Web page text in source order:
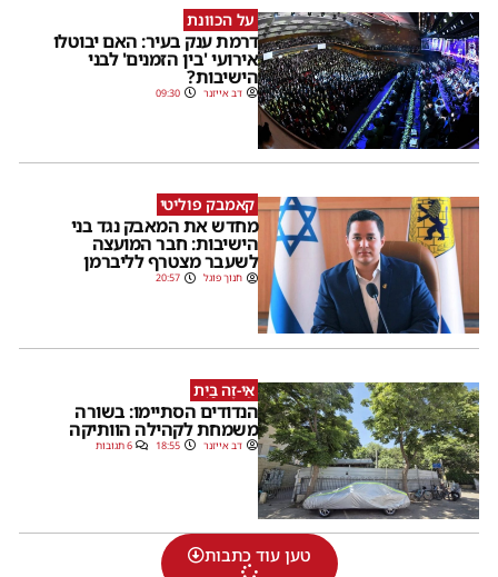
על הכוונת
דרמת ענק בעיר: האם יבוטלו
אירועי 'בין הזמנים' לבני
הישיבות?
דב אייזנר 09:30
קאמבק פוליטי
מחדש את המאבק נגד בני
הישיבות: חבר המועצה
לשעבר מצטרף לליברמן
חנוך פוגל 20:57
אֵי-זֶה בַּיִת
הנדודים הסתיימו: בשורה
משמחת לקהילה הוותיקה
דב אייזנר 18:55 6 תגובות
טען עוד כתבות